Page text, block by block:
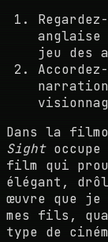
anglaise
jeu des
Dans la
Sight
film qui
élégant,
œuvre que
mes fils,
type de